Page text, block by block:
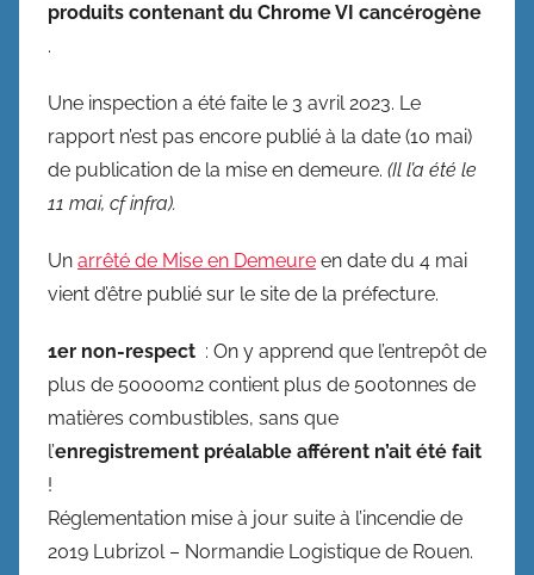
produits contenant du Chrome VI cancérogène
.
Une inspection a été faite le 3 avril 2023. Le
rapport n’est pas encore publié à la date (10 mai)
de publication de la mise en demeure. (Il l’a été le
11 mai, cf infra).
Un arrêté de Mise en Demeure en date du 4 mai
vient d’être publié sur le site de la préfecture.
1er non-respect : On y apprend que l’entrepôt de
plus de 50000m2 contient plus de 500tonnes de
matières combustibles, sans que
l’enregistrement préalable afférent n’ait été fait
!
Réglementation mise à jour suite à l’incendie de
2019 Lubrizol – Normandie Logistique de Rouen.